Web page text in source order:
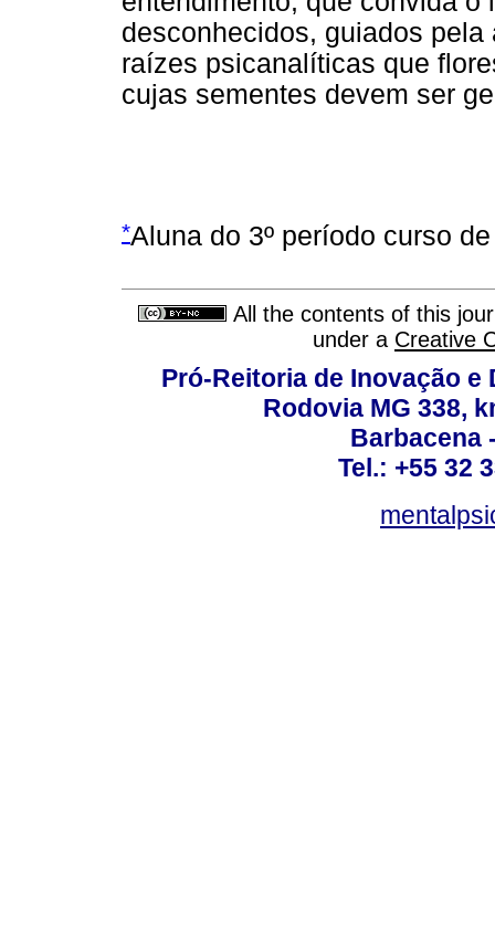
desconhecidos, guiados
raízes psicanalíticas que
cujas sementes devem ser
*Aluna do 3º período curso
All the contents of this
under a Creative
Pró-Reitoria de Inovação
Rodovia MG 338,
Barbacena
Tel.: +55 32